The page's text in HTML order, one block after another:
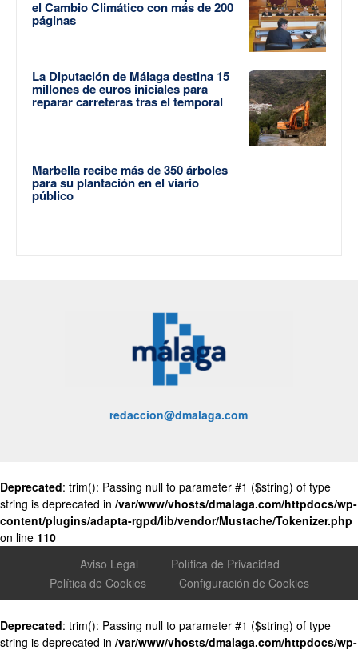
el Cambio Climático con más de 200
páginas
La Diputación de Málaga destina 15
millones de euros iniciales para
reparar carreteras tras el temporal
Marbella recibe más de 350 árboles
para su plantación en el viario
público
redaccion@dmalaga.com
Deprecated: trim(): Passing null to parameter #1 ($string) of type
string is deprecated in /var/www/vhosts/dmalaga.com/httpdocs/wp-
content/plugins/adapta-rgpd/lib/vendor/Mustache/Tokenizer.php
on line 110
Aviso Legal
Política de Privacidad
Política de Cookies
Configuración de Cookies
Deprecated: trim(): Passing null to parameter #1 ($string) of type
string is deprecated in /var/www/vhosts/dmalaga.com/httpdocs/wp-